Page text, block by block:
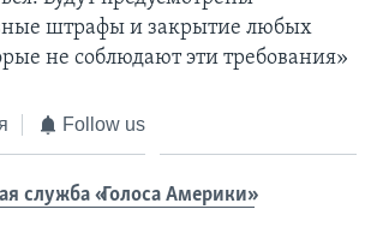
штрафы и закрытие любых
не соблюдают эти требования»
Follow us
служба «Голоса Америки»